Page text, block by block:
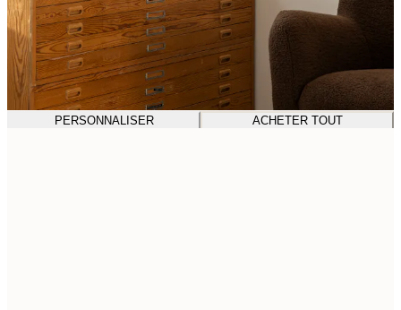
PERSONNALISER ACHETER TOUT